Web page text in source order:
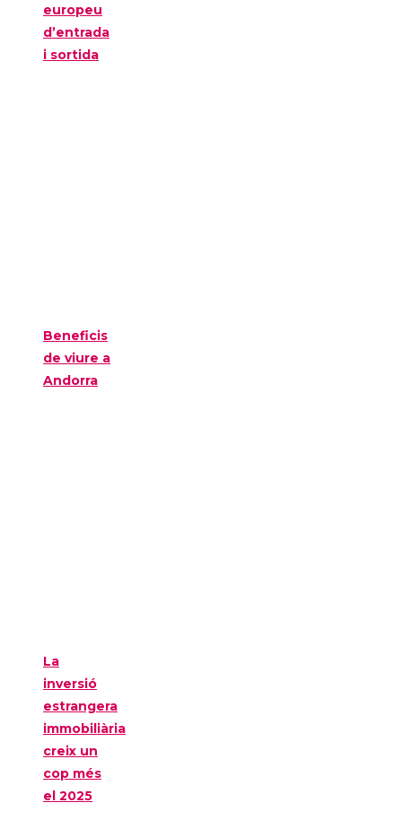
europeu
d’entrada
i sortida
Beneficis
de viure a
Andorra
La
inversió
estrangera
immobiliària
creix un
cop més
el 2025